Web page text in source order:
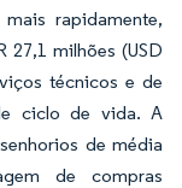
rapidamente,
milhões (USD
técnicos e de
ciclo de vida. A
de média
de compras